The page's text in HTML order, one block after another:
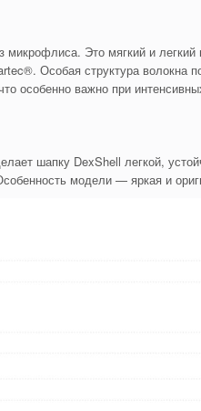
микрофлиса. Это мягкий и легкий
Особая структура волокна
особенно важно при
шапку DexShell легкой,
модели — яркая и